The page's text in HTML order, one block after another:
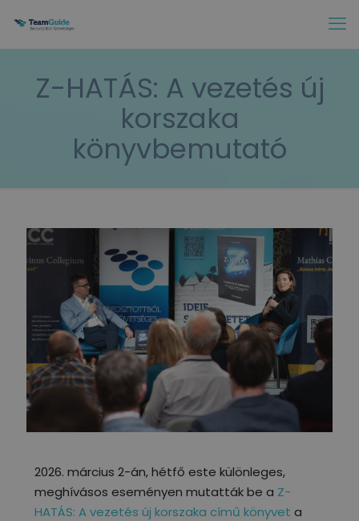
Z-HATÁS: A vezetés új
korszaka
könyvbemutató
2026. március 2-án, hétfő este különleges,
meghívásos eseményen mutatták be a Z-
HATÁS: A vezetés új korszaka című könyvet a